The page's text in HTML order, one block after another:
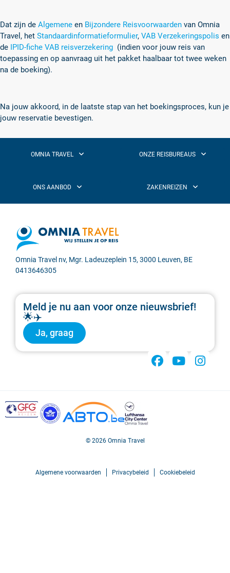
Dat zijn de Algemene en Bijzondere Reisvoorwaarden van Omnia
Travel, het Standaardinformatieformulier, VAB Verzekeringspolis en
de IPID-fiche VAB reisverzekering (indien voor jouw reis van
toepassing en op aanvraag uit het pakket haalbaar tot twee weken
na de boeking).
Na jouw akkoord, in de laatste stap van het boekingsproces, kun je
jouw reservatie bevestigen.
Omnia Travel nv, Mgr. Ladeuzeplein 15, 3000 Leuven, BE
0413646305
Meld je nu aan voor onze nieuwsbrief!
🌟✈️
Ja, graag
© 2026 Omnia Travel
Algemene voorwaarden Privacybeleid Cookiebeleid